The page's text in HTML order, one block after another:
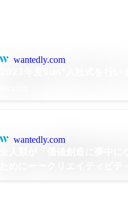
wantedly.com
wantedly.com